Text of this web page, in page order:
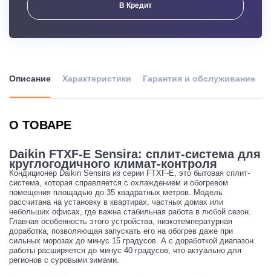
В Кредит
Описание Характеристики Гарантия и обслуживание
О ТОВАРЕ
Daikin FTXF-E Sensira: сплит-система для
круглогодичного климат-контроля
Кондиционер Daikin Sensira из серии FTXF-E, это бытовая сплит-
система, которая справляется с охлаждением и обогревом
помещения площадью до 35 квадратных метров. Модель
рассчитана на установку в квартирах, частных домах или
небольших офисах, где важна стабильная работа в любой сезон.
Главная особенность этого устройства, низкотемпературная
доработка, позволяющая запускать его на обогрев даже при
сильных морозах до минус 15 градусов. А с доработкой диапазон
работы расширяется до минус 40 градусов, что актуально для
регионов с суровыми зимами.